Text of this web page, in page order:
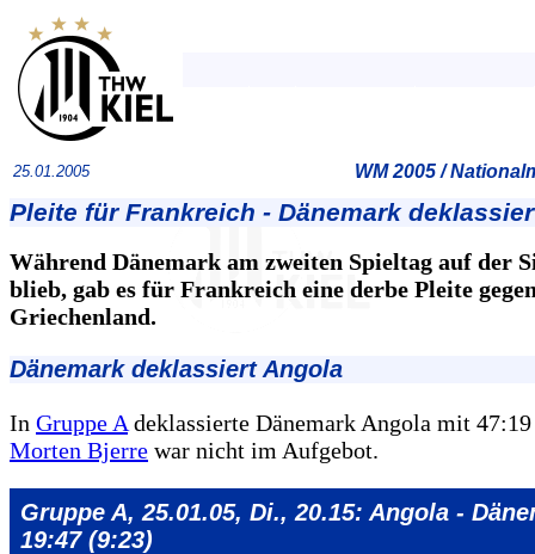
25.01.2005 WM 2005 /
Pleite für Frankreich - Dänemark
Während Dänemark am zweiten Spieltag auf der
blieb, gab es für Frankreich eine derbe Pleite
Griechenland.
Dänemark deklassiert Angola
In Gruppe A deklassierte Dänemark Angola mit
Morten Bjerre war nicht im Aufgebot.
Gruppe A, 25.01.05, Di., 20.15: Angola -
19:47 (9:23)